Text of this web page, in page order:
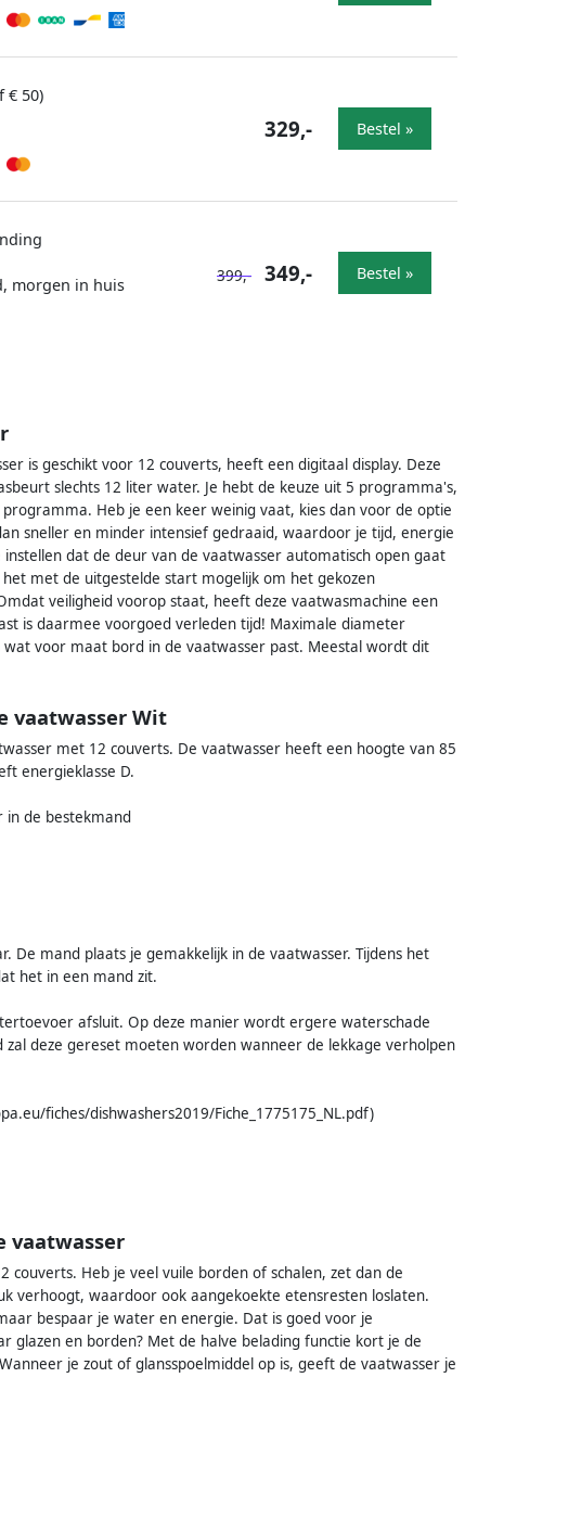
€ 50)
329,- Bestel »
morgen in huis
399,- 349,- Bestel »
is geschikt voor 12 couverts, heeft een digitaal display. Deze
slechts 12 liter water. Je hebt de keuze uit 5 programma's,
Heb je een keer weinig vaat, kies dan voor de optie
sneller en minder intensief gedraaid, waardoor je tijd, energie
dat de deur van de vaatwasser automatisch open gaat
met de uitgestelde start mogelijk om het gekozen
veiligheid voorop staat, heeft deze vaatwasmachine een
is daarmee voorgoed verleden tijd! Maximale diameter
voor maat bord in de vaatwasser past. Meestal wordt dit
vaatwasser Wit
met 12 couverts. De vaatwasser heeft een hoogte van 85
energieklasse D.
in de bestekmand
De mand plaats je gemakkelijk in de vaatwasser. Tijdens het
het in een mand zit.
afsluit. Op deze manier wordt ergere waterschade
deze gereset moeten worden wanneer de lekkage verholpen
fiches/dishwashers2019/Fiche_1775175_NL.pdf)
vaatwasser
couverts. Heb je veel vuile borden of schalen, zet dan de
verhoogt, waardoor ook aangekoekte etensresten loslaten.
bespaar je water en energie. Dat is goed voor je
glazen en borden? Met de halve belading functie kort je de
je zout of glansspoelmiddel op is, geeft de vaatwasser je